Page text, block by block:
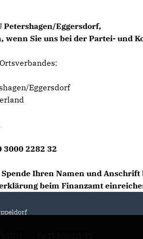
Petershagen/Eggersdorf,
wenn Sie uns bei der Partei- und
Eggersdorf
3000 2282 32
Ihren Namen und
beim Finanzamt